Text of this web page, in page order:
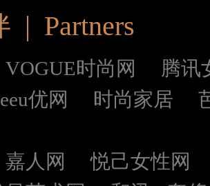
| Partners
VOGUE时尚网
腾讯
优网 时尚家居
嘉人网
悦己女性网